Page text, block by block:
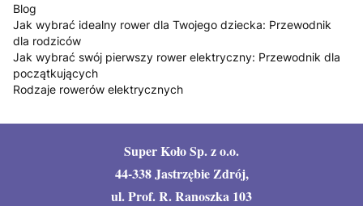
Blog
Jak wybrać idealny rower dla Twojego dziecka: Przewodnik
dla rodziców
Jak wybrać swój pierwszy rower elektryczny: Przewodnik dla
początkujących
Rodzaje rowerów elektrycznych
Super Koło Sp. z o.o.
44-338 Jastrzębie Zdrój,
ul. Prof. R. Ranoszka 103